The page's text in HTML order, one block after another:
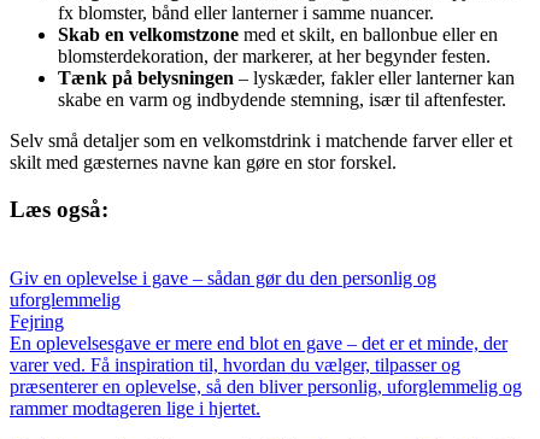
fx blomster, bånd eller lanterner i samme nuancer.
Skab en velkomstzone med et skilt, en ballonbue eller en
blomsterdekoration, der markerer, at her begynder festen.
Tænk på belysningen – lyskæder, fakler eller lanterner kan
skabe en varm og indbydende stemning, især til aftenfester.
Selv små detaljer som en velkomstdrink i matchende farver eller et
skilt med gæsternes navne kan gøre en stor forskel.
Læs også:
Giv en oplevelse i gave – sådan gør du den personlig og
uforglemmelig
Fejring
En oplevelsesgave er mere end blot en gave – det er et minde, der
varer ved. Få inspiration til, hvordan du vælger, tilpasser og
præsenterer en oplevelse, så den bliver personlig, uforglemmelig og
rammer modtageren lige i hjertet.